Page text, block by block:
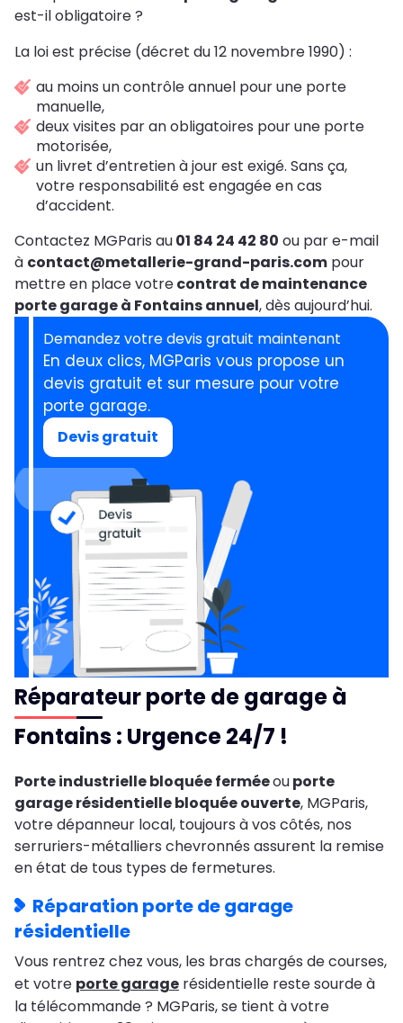
est-il obligatoire ?
La loi est précise (décret du 12 novembre 1990) :
au moins un contrôle annuel pour une porte
manuelle,
deux visites par an obligatoires pour une porte
motorisée,
un livret d’entretien à jour est exigé. Sans ça,
votre responsabilité est engagée en cas
d’accident.
Contactez MGParis au01 84 24 42 80 ou par e-mail
à contact@metallerie-grand-paris.com pour
mettre en place votrecontrat de maintenance
porte garage à Fontains annuel, dès aujourd’hui.
Demandez votre devis gratuit maintenant
En deux clics, MGParis vous propose un
devis gratuit et sur mesure pour votre
porte garage.
Devis gratuit
Réparateur porte de garage à
Fontains : Urgence 24/7 !
Porte industrielle bloquée ferméeouporte
garage résidentielle bloquée ouverte, MGParis,
votre dépanneur local, toujours à vos côtés, nos
serruriers-métalliers chevronnés assurent la remise
en état de tous types de fermetures.
Réparation porte de garage
résidentielle
Vous rentrez chez vous, les bras chargés de courses,
et votre porte garage résidentielle reste sourde à
la télécommande ? MGParis, se tient à votre